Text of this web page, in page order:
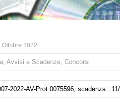
Ottobre 2022
, Avvisi e Scadenze, Concorsi
2022-AV-Prot 0075596, scadenza :